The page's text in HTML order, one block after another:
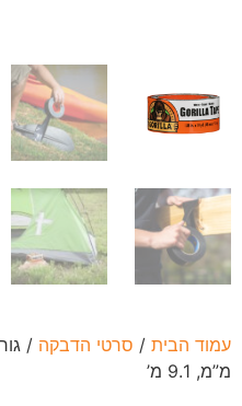
עמוד הבית/ סרטי הדבקה
מ”מ, 9.1 מ’